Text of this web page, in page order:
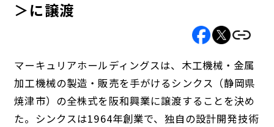
＞に譲渡
マーキュリアホールディングスは、木工機械・金属
加工機械の製造・販売を手がけるシンクス（静岡県
焼津市）の全株式を阪和興業に譲渡することを決め
た。シンクスは1964年創業で、独自の設計開発技術